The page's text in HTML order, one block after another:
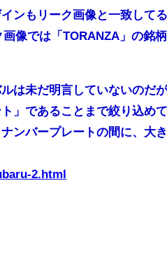
ンもリーク画像と一致してる
像では「TORANZA」の銘
は未だ明言していないのだ
」であることまで絞り込めて
ンバープレートの間に、大
2.html